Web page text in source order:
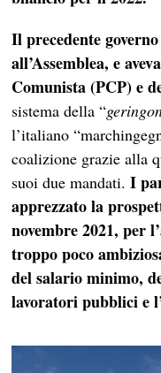
Il precedente
all’Assemblea, e
Comunista (PCP) e
sistema della “
l’italiano
coalizione grazie alla
suoi due mandati.I
apprezzato la
novembre 2021, per
troppo poco
del salario minimo,
lavoratori pubblici e